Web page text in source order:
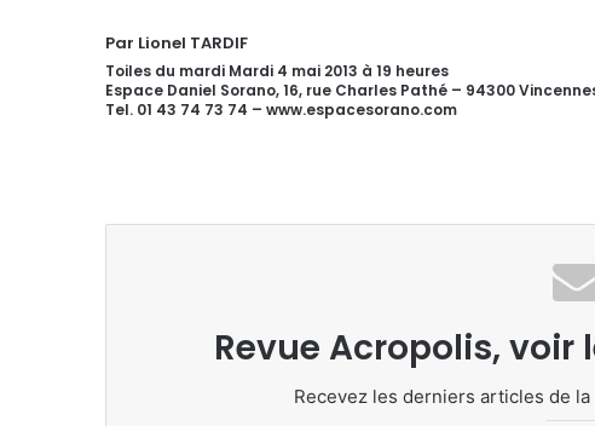
Par Lionel TARDIF
Toiles du mardi Mardi 4 mai 2013 à 19 heures
Espace Daniel Sorano, 16, rue Charles Pathé – 94300
Tel. 01 43 74 73 74 – www.espacesorano.com
Revue Acropolis,
Recevez les derniers articles de